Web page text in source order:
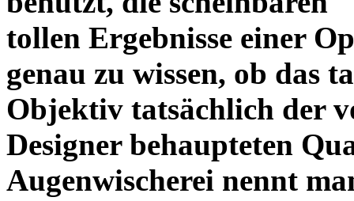
tollen Ergebnisse einer
genau zu wissen, ob das
Objektiv tatsächlich der
Designer behaupteten
Augenwischerei nennt